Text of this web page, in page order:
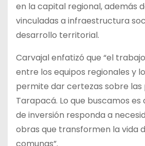
en la capital regional, además
vinculadas a infraestructura
desarrollo territorial.
Carvajal enfatizó que “el
entre los equipos regionales y
permite dar certezas sobre las
Tarapacá. Lo que buscamos es
de inversión responda a
obras que transformen la vida